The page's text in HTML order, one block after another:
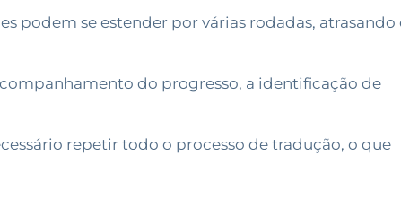
podem se estender por várias rodadas, atrasando
do progresso, a identificação de
repetir todo o processo de tradução, o que